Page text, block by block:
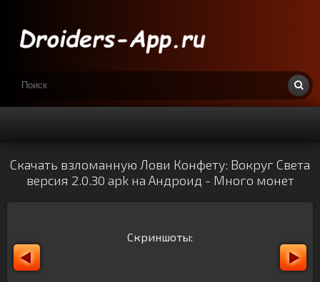
Скачать взломанную Лови Конфету: Вокруг Света
версия 2.0.30 apk на Андроид - Много монет
Скриншоты: